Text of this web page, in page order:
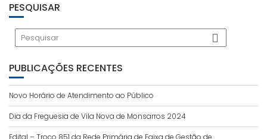
PESQUISAR
PUBLICAÇÕES RECENTES
Novo Horário de Atendimento ao Público
Dia da Freguesia de Vila Nova de Monsarros 2024
Edital – Troço 851 da Rede Primária de Faixa de Gestão de